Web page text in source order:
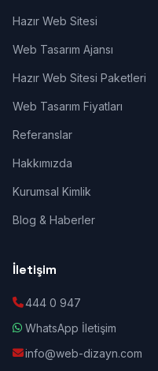
Hazır Web Sitesi
Web Tasarım Ajansı
Hazır Web Sitesi Paketleri
Web Tasarım Fiyatları
Referanslar
Hakkımızda
Kurumsal Kimlik
Blog & Haberler
İletişim
444 0 947
WhatsApp İletişim
info@web-dizayn.com